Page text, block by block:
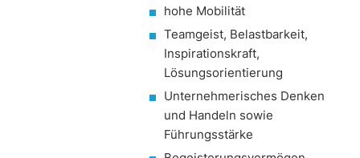
hohe Mobilität
Teamgeist, Belastbarkeit,
Inspirationskraft,
Lösungsorientierung
Unternehmerisches Denken
und Handeln sowie
Führungsstärke